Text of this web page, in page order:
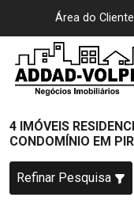
Área do Cliente
4 IMÓVEIS
CONDOMÍNIO EM
Refinar Pesquisa